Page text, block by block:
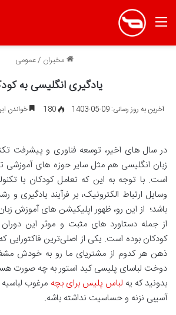
منو
مخبران /عمومی
یادگیری انگلیسی به
آخرین به روز رسانی: 09-05-1403 180 خواندن این مطلب 5
در سال های اخیر، توسعه فناوری و پیشرفت
زبان انگلیسی هم مثل سایر حوزه های آموزشی
است. با توجه به این که تعامل کودکان با
وسایل ارتباط الکترونیک، بر فرآیند یادگیری و
باشد؛ از این رو، ظهور اپلیکیشن های آموزش
از جمله دستاورد های مثبت و موثر این دوران
کودکان بوده است. یکی از اصلی‌ترین فاکتورایی
ذهن هر کدوم از مشتریای ما رو به خودش
دوخت لباسای پلیسی کید استور به چه صورت
بدونید که یه لباس پلیس برای بچه مرغوب
آسیبی نزنه و حساسیت نداشته باشه.